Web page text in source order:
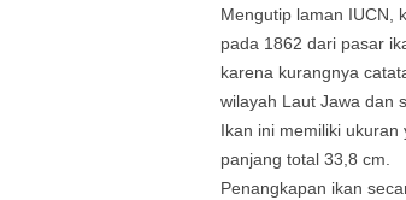
Mengutip laman IUCN,
pada 1862 dari pasar
karena kurangnya
wilayah Laut Jawa dan
Ikan ini memiliki
panjang total 33,8 cm.
Penangkapan ikan